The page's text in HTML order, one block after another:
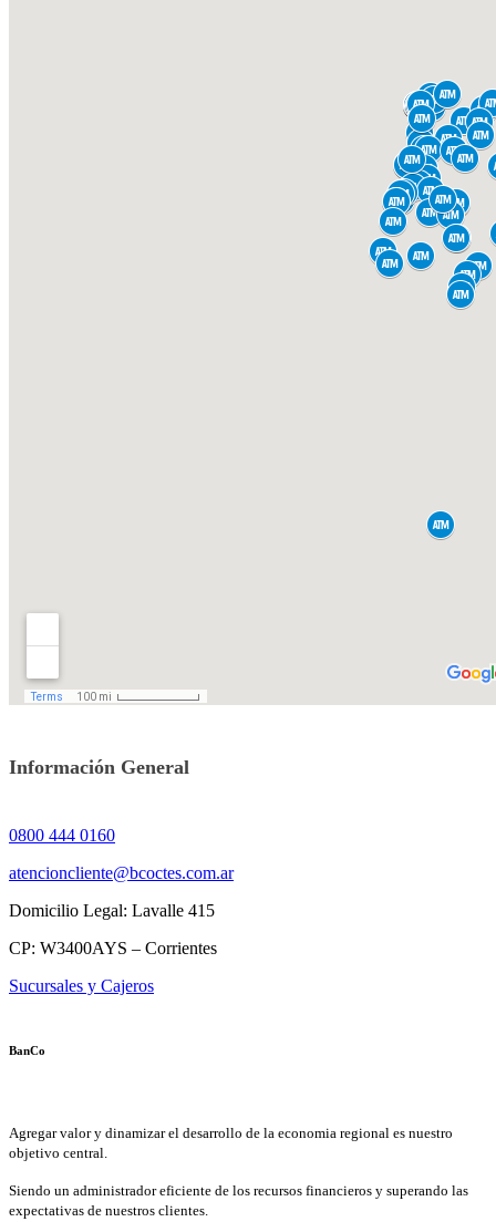
Información General
0800 444 0160
atencioncliente@bcoctes.com.ar
Domicilio Legal: Lavalle 415
CP: W3400AYS – Corrientes
Sucursales y Cajeros
BanCo
Agregar valor y dinamizar el desarrollo de la economia regional es nuestro
objetivo central.
Siendo un administrador eficiente de los recursos financieros y superando las
expectativas de nuestros clientes.